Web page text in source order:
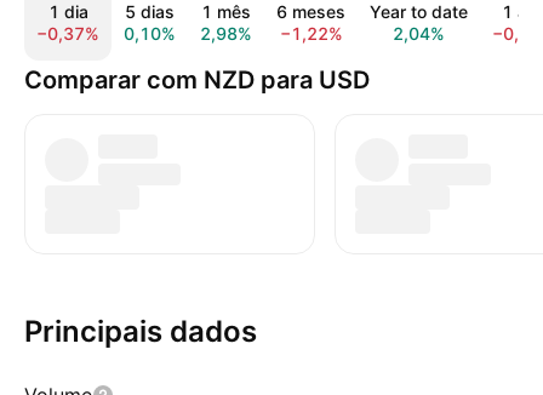
1 dia
−0,37%
5 dias
0,10%
1 mês
2,98%
6 meses
−1,22%
Year to date
2,04%
1
Comparar com NZD para USD
Principais dados